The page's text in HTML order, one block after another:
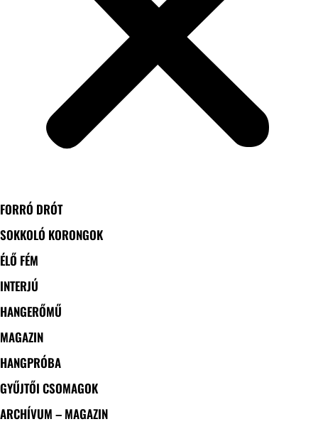
FORRÓ DRÓT
SOKKOLÓ KORONGOK
ÉLŐ FÉM
INTERJÚ
HANGERŐMŰ
MAGAZIN
HANGPRÓBA
GYŰJTŐI CSOMAGOK
ARCHÍVUM – MAGAZIN